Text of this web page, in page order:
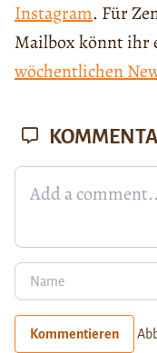
Instagram. Für
Mailbox könnt ihr
wöchentlichen
Kommentieren